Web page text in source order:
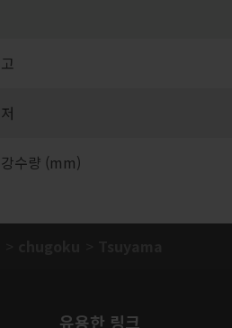
고
저
강수량 (mm)
유용한 링크